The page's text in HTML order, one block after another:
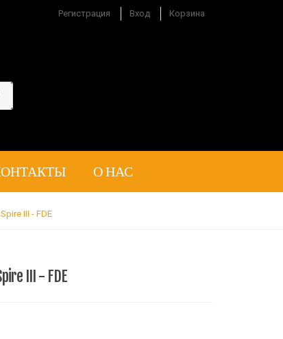
Регистрация Вход Корзина
О НАС
III - FDE
III - FDE